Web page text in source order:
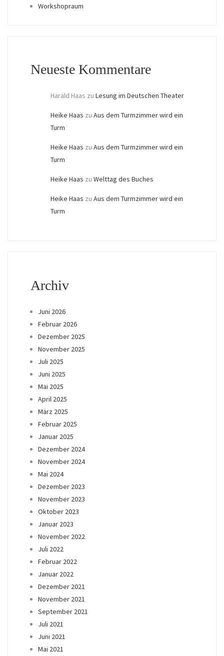
Workshopraum
Neueste Kommentare
Harald Haas zu Lesung im Deutschen Theater
Heike Haas zu Aus dem Turmzimmer wird ein
Turm
Heike Haas zu Aus dem Turmzimmer wird ein
Turm
Heike Haas zu Welttag des Buches
Heike Haas zu Aus dem Turmzimmer wird ein
Turm
Archiv
Juni 2026
Februar 2026
Dezember 2025
November 2025
Juli 2025
Juni 2025
Mai 2025
April 2025
März 2025
Februar 2025
Januar 2025
Dezember 2024
November 2024
Mai 2024
Dezember 2023
November 2023
Oktober 2023
Januar 2023
November 2022
Juli 2022
Februar 2022
Januar 2022
Dezember 2021
November 2021
September 2021
Juli 2021
Juni 2021
Mai 2021